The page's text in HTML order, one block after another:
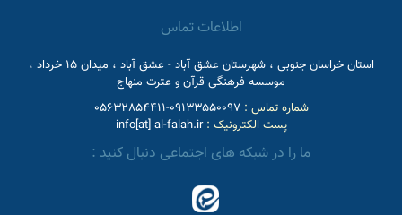
اطلاعات تماس
استان خراسان جنوبی ، شهرستان عشق آباد - عشق آباد ، میدان 15 خرداد ،
موسسه فرهنگی قرآن و عترت منهاج
شماره تماس :09133550097-05632854411
پست الکترونیک :info[at] al-falah.ir
ما را در شبکه های اجتماعی دنبال کنید :